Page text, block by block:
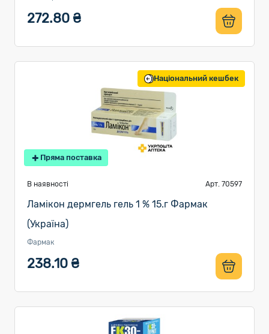
272.80 ₴
Національний кешбек
Пряма поставка
В наявності Арт. 70597
Ламікон дермгель гель 1 % 15.г Фармак
(Україна)
Фармак
238.10 ₴